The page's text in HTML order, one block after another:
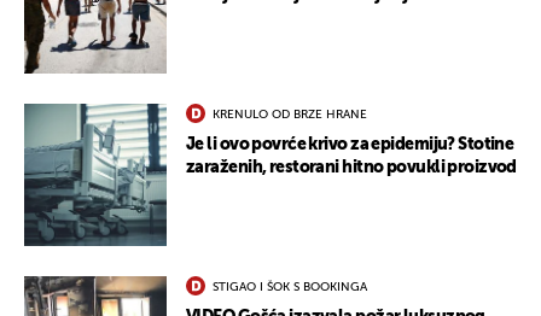
KRENULO OD BRZE HRANE
Je li ovo povrće krivo za epidemiju? Stotine
zaraženih, restorani hitno povukli proizvod
STIGAO I ŠOK S BOOKINGA
UKLJUČITE NOTIFIKACIJE